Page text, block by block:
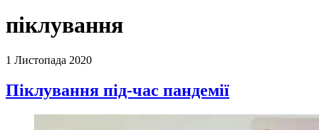
піклування
1 Листопада 2020
Піклування під-час пандемії